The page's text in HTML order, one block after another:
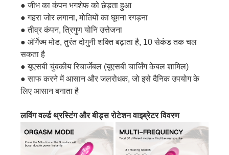
● जीभ का कंपन भगशेफ को छेड़ता हुआ
● गहरा जोर लगाना, मोतियों का घूमना रगड़ना
● तीव्र कंपन, त्रिगुण योनि उत्तेजना
● ऑर्गेज्म मोड, तुरंत दोगुनी शक्ति बढ़ाता है, 10 सेकंड तक चल
सकता है
● यूएसबी चुंबकीय रिचार्जेबल (यूएसबी चार्जिंग केबल शामिल)
● साफ करने में आसान और जलरोधक, जो इसे दैनिक उपयोग के
लिए आसान बनाता है
लविंग वर्ल्ड थ्रस्टिंग और बीड्स रोटेशन वाइब्रेटर विवरण